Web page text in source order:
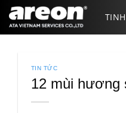
qua
nội
TIN TỨC
12 mùi hương